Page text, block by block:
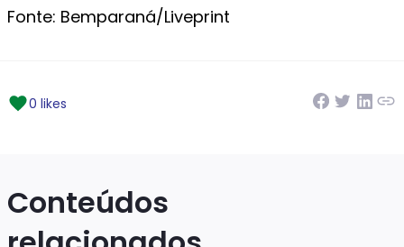
Fonte: Bemparaná/Liveprint
0 likes
Conteúdos